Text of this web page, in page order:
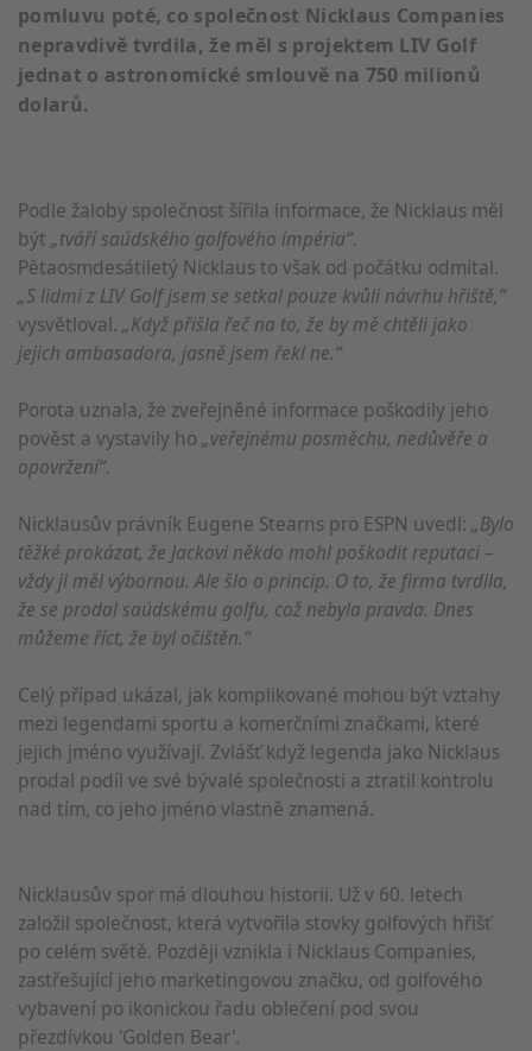
pomluvu poté, co společnost Nicklaus Companies
nepravdivě tvrdila, že měl s projektem LIV Golf
jednat o astronomické smlouvě na 750 milionů
dolarů.
Podle žaloby společnost šířila informace, že Nicklaus měl
být „tváří saúdského golfového impéria“.
Pětaosmdesátiletý Nicklaus to však od počátku odmítal.
„S lidmi z LIV Golf jsem se setkal pouze kvůli návrhu hřiště,“
vysvětloval. „Když přišla řeč na to, že by mě chtěli jako
jejich ambasadora, jasně jsem řekl ne.“
Porota uznala, že zveřejněné informace poškodily jeho
pověst a vystavily ho „veřejnému posměchu, nedůvěře a
opovržení“.
Nicklausův právník Eugene Stearns pro ESPN uvedl: „Bylo
těžké prokázat, že Jackovi někdo mohl poškodit reputaci –
vždy ji měl výbornou. Ale šlo o princip. O to, že firma tvrdila,
že se prodal saúdskému golfu, což nebyla pravda. Dnes
můžeme říct, že byl očištěn.“
Celý případ ukázal, jak komplikované mohou být vztahy
mezi legendami sportu a komerčními značkami, které
jejich jméno využívají. Zvlášť když legenda jako Nicklaus
prodal podíl ve své bývalé společnosti a ztratil kontrolu
nad tím, co jeho jméno vlastně znamená.
Nicklausův spor má dlouhou historii. Už v 60. letech
založil společnost, která vytvořila stovky golfových hřišť
po celém světě. Později vznikla i Nicklaus Companies,
zastřešující jeho marketingovou značku, od golfového
vybavení po ikonickou řadu oblečení pod svou
přezdívkou 'Golden Bear'.